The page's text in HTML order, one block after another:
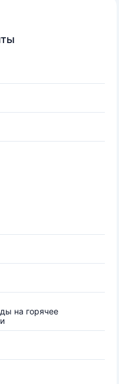
на горячее